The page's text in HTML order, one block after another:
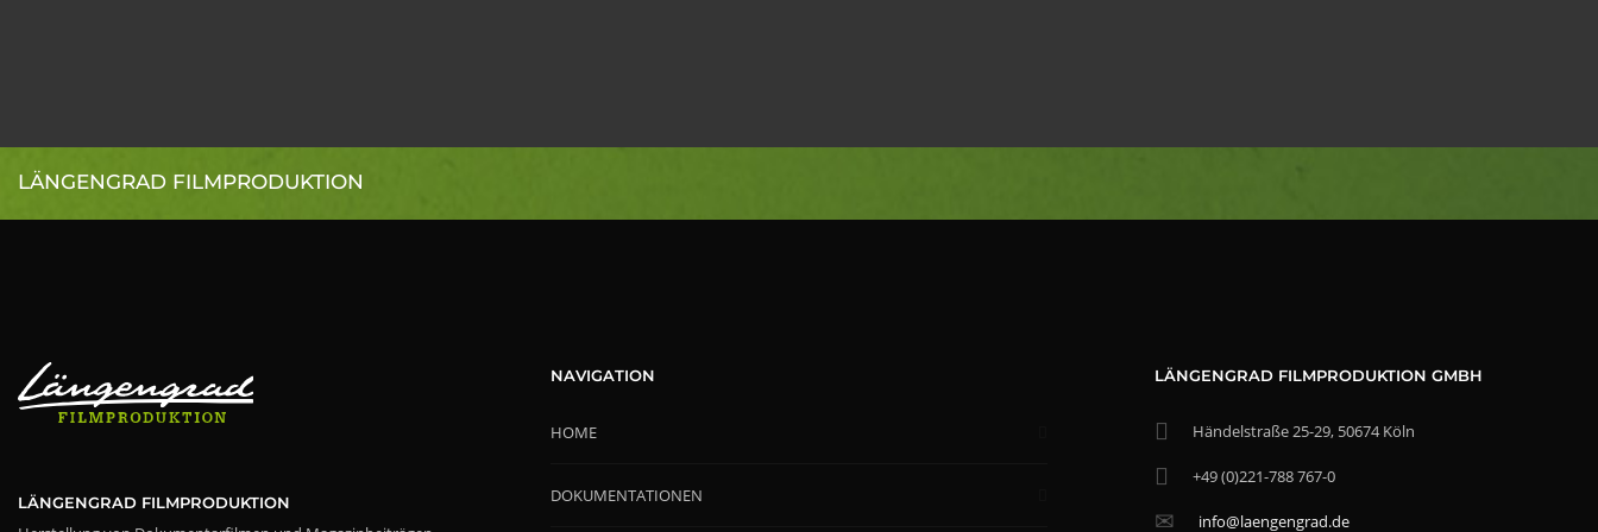
LÄNGENGRAD FILMPRODUKTION
LÄNGENGRAD FILMPRODUKTION
NAVIGATION
HOME
DOKUMENTATIONEN
LÄNGENGRAD FILMPRODUKTION GMBH
Händelstraße 25-29, 50674 Köln
+49 (0)221-788 767-0
info@laengengrad.de